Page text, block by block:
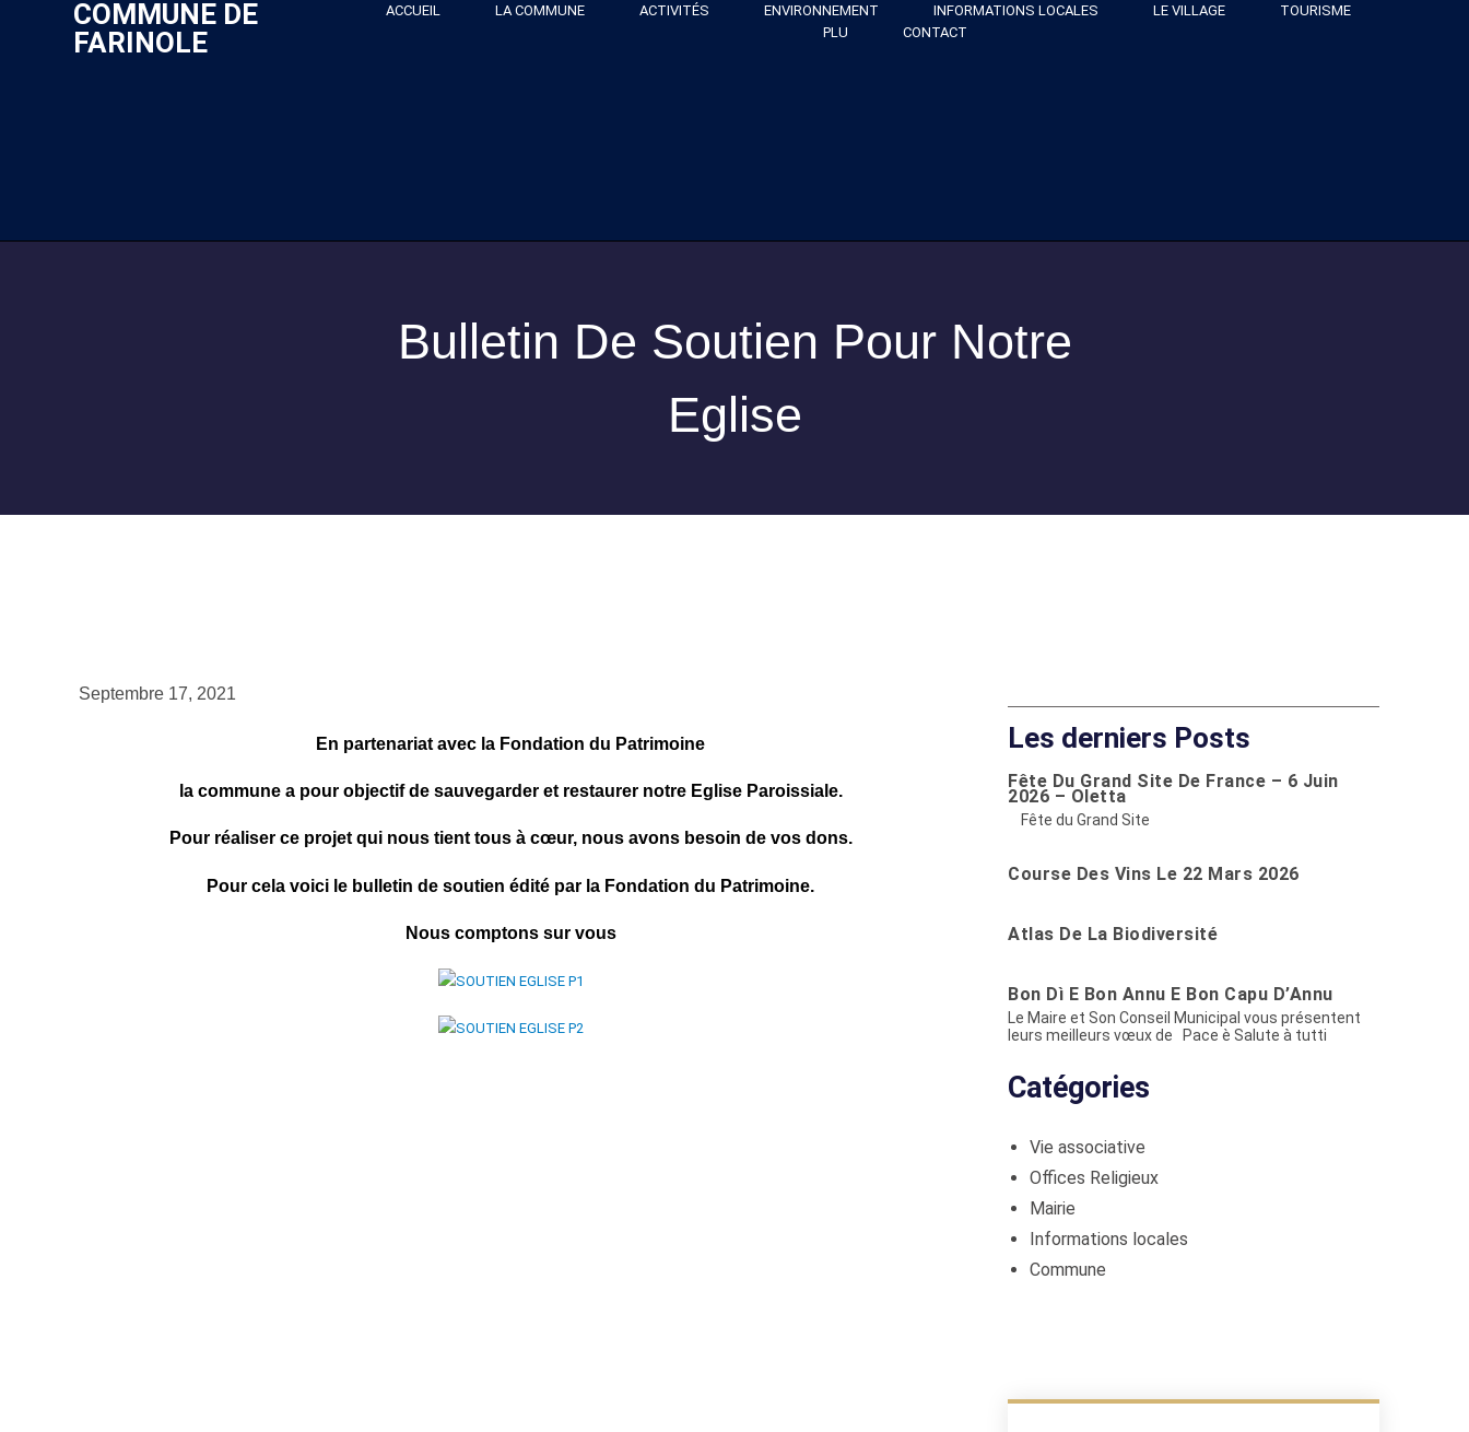
COMMUNE DE
FARINOLE
ACCUEIL LA COMMUNE ACTIVITÉS ENVIRONNEMENT INFORMATIONS LOCALES LE VILLAGE
TOURISME
PLU
CONTACT
Bulletin De Soutien Pour Notre
Eglise
Septembre 17, 2021
En partenariat avec la Fondation du Patrimoine
la communea pour objectif de sauvegarder et restaurer notre Eglise Paroissiale.
Pour réaliser ce projet qui nous tient tous à cœur, nous avons besoin de vos dons.
Pour cela voici le bulletin de soutien édité par la Fondation du Patrimoine.
Nous comptons sur vous
Les derniers Posts
Fête Du Grand Site De France – 6 Juin
2026 – Oletta
Fête du Grand Site
Course Des Vins Le 22 Mars 2026
Atlas De La Biodiversité
Bon Dì È Bon Annu È Bon Capu D’Annu
Le Maire et Son Conseil Municipal vous présentent
leurs meilleurs vœux de Pace è Salute à tutti
Catégories
Vie associative
Offices Religieux
Mairie
Informations locales
Commune